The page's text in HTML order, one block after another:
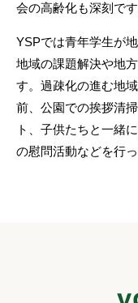
会の高齢化も深刻です
YSPでは青年学生が
地域の課題解決や地
す。過疎化の進む地
前、公園での挨拶清
ト、子供たちと一緒
の慰問活動などを行っ